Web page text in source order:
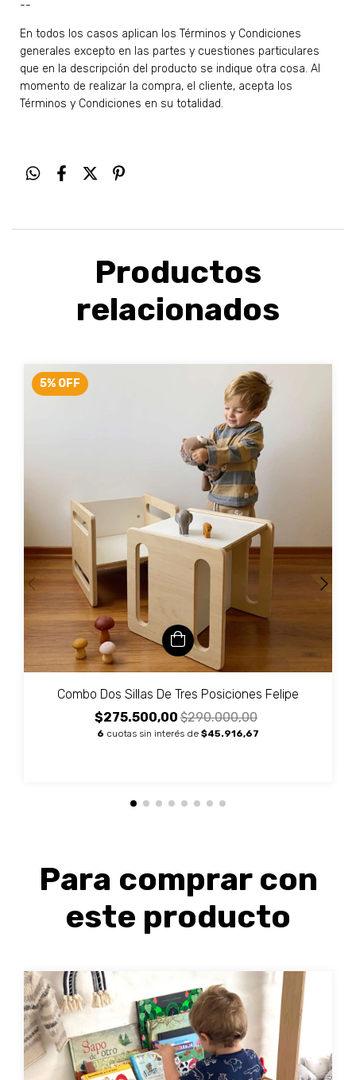
--
En todos los casos aplican los Términos y Condiciones
generales excepto en las partes y cuestiones particulares
que en la descripción del producto se indique otra cosa. Al
momento de realizar la compra, el cliente, acepta los
Términos y Condiciones en su totalidad.
Productos
relacionados
5% OFF
Combo Dos Sillas De Tres Posiciones Felipe
$275.500,00 $290.000,00
6 cuotas sin interés de $45.916,67
Para comprar con
este producto